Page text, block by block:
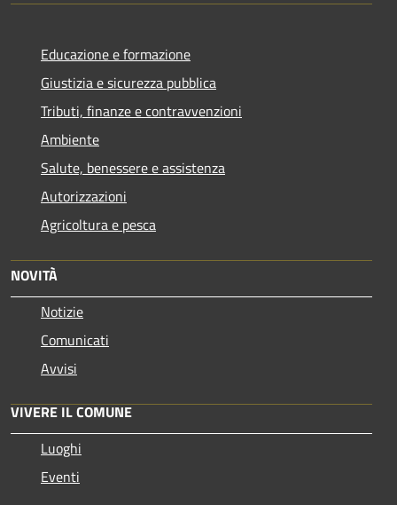
Educazione e formazione
Giustizia e sicurezza pubblica
Tributi, finanze e contravvenzioni
Ambiente
Salute, benessere e assistenza
Autorizzazioni
Agricoltura e pesca
NOVITÀ
Notizie
Comunicati
Avvisi
VIVERE IL COMUNE
Luoghi
Eventi